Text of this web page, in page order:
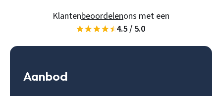
Klantenbeoordelenons met een
4.5 / 5.0
Aanbod